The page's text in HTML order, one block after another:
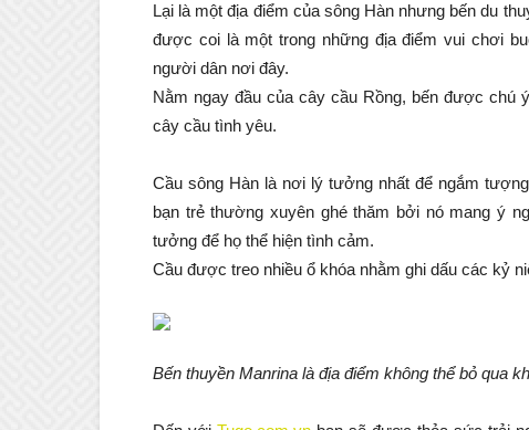
Lại là một địa điểm của sông Hàn nhưng bến du
được coi là một trong những địa điểm vui chơi
người dân nơi đây.
Nằm ngay đầu của cây cầu Rồng, bến được chú
cây cầu tình yêu.
Cầu sông Hàn là nơi lý tưởng nhất để ngắm
bạn trẻ thường xuyên ghé thăm bởi nó mang ý
tưởng để họ thể hiện tình cảm.
Cầu được treo nhiều ổ khóa nhằm ghi dấu các kỷ
Bến thuyền Manrina là địa điểm không thể bỏ qua